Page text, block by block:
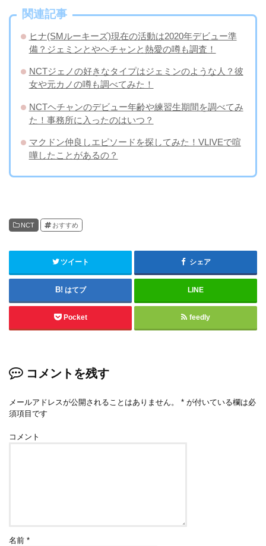
関連記事
ヒナ(SMルーキーズ)現在の活動は2020年デビュー準
備？ジェミンとやヘチャンと熱愛の噂も調査！
NCTジェノの好きなタイプはジェミンのような人？彼
女や元カノの噂も調べてみた！
NCTヘチャンのデビュー年齢や練習生期間を調べてみ
た！事務所に入ったのはいつ？
マクドン仲良しエピソードを探してみた！VLIVEで喧
嘩したことがあるの？
NCT おすすめ
ツイート シェア
はてブ LINE
Pocket feedly
コメントを残す
メールアドレスが公開されることはありません。 * が付いている欄は必
須項目です
コメント
名前*